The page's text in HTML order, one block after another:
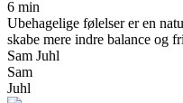
6 min
Ubehagelige følelser er en
skabe mere indre balance og
Sam Juhl
Sam
Juhl